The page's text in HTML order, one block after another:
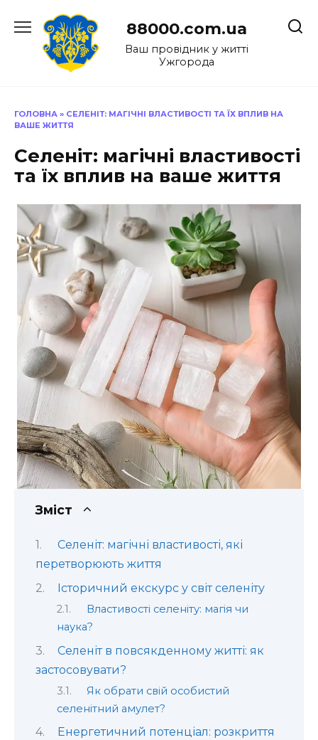
до
88000.com.ua
Ваш провідник у житті
Ужгорода
ГОЛОВНА » СЕЛЕНІТ: МАГІЧНІ ВЛАСТИВОСТІ ТА ЇХ ВПЛИВ НА
ВАШЕ ЖИТТЯ
Селеніт: магічні властивості
та їх вплив на ваше життя
Зміст
Селеніт: магічні властивості, які
перетворюють життя
Історичний екскурс у світ селеніту
Властивості селеніту: магія чи
наука?
Селеніт в повсякденному житті: як
застосовувати?
Як обрати свій особистий
селенітний амулет?
Енергетичний потенціал: розкриття